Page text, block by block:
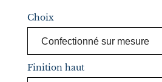
Choix
Finition haut